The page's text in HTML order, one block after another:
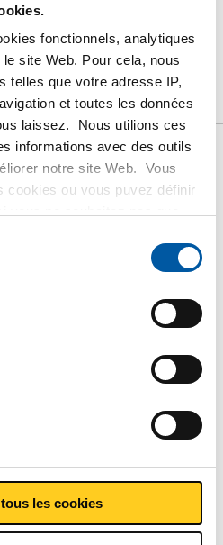
fonctionnels, analytiques
site Web. Pour cela, nous
telles que votre adresse IP,
et toutes les données
laissez. Nous utilions ces
informations avec des outils
notre site Web. Vous
cookies ou vous puvez définir
cookies que nous conservons
nous travaillons dans notre
les cookies
produit Liste de prix brut
Inox
304L)laminé
Prix en euro par 1 KG